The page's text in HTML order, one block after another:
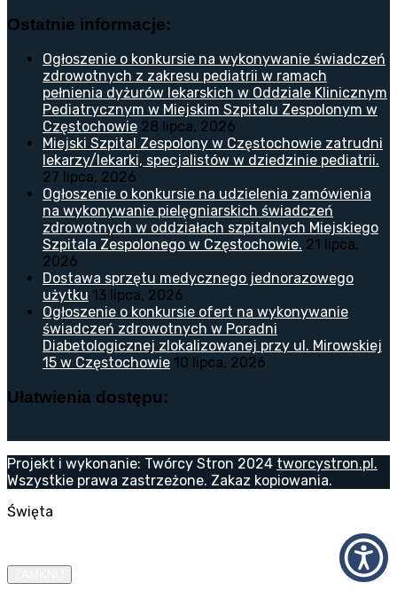
Ostatnie informacje:
Ogłoszenie o konkursie na wykonywanie świadczeń
zdrowotnych z zakresu pediatrii w ramach
pełnienia dyżurów lekarskich w Oddziale Klinicznym
Pediatrycznym w Miejskim Szpitalu Zespolonym w
Częstochowie 28 lipca, 2026
Miejski Szpital Zespolony w Częstochowie zatrudni
lekarzy/lekarki, specjalistów w dziedzinie pediatrii.
27 lipca, 2026
Ogłoszenie o konkursie na udzielenia zamówienia
na wykonywanie pielęgniarskich świadczeń
zdrowotnych w oddziałach szpitalnych Miejskiego
Szpitala Zespolonego w Częstochowie. 21 lipca,
2026
Dostawa sprzętu medycznego jednorazowego
użytku 13 lipca, 2026
Ogłoszenie o konkursie ofert na wykonywanie
świadczeń zdrowotnych w Poradni
Diabetologicznej zlokalizowanej przy ul. Mirowskiej
15 w Częstochowie 10 lipca, 2026
Ułatwienia dostępu:
Projekt i wykonanie: Twórcy Stron 2024 tworcystron.pl.
Wszystkie prawa zastrzeżone. Zakaz kopiowania.
Święta